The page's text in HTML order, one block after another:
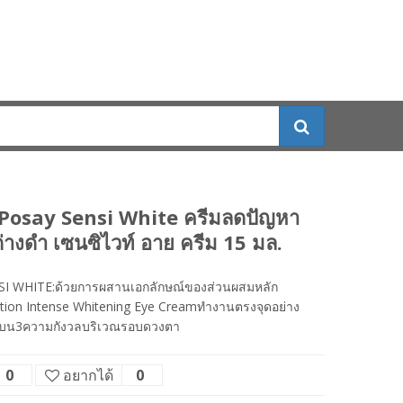
Sensi White ครีมลดปัญหา
งดำ เซนซิไวท์ อาย ครีม 15 มล.
WHITE:ด้วยการผสานเอกลักษณ์ของส่วนผสมหลัก
Intense Whitening Eye Creamทำงานตรงจุดอย่าง
3ความกังวลบริเวณรอบดวงตา
0 อยากได้ 0